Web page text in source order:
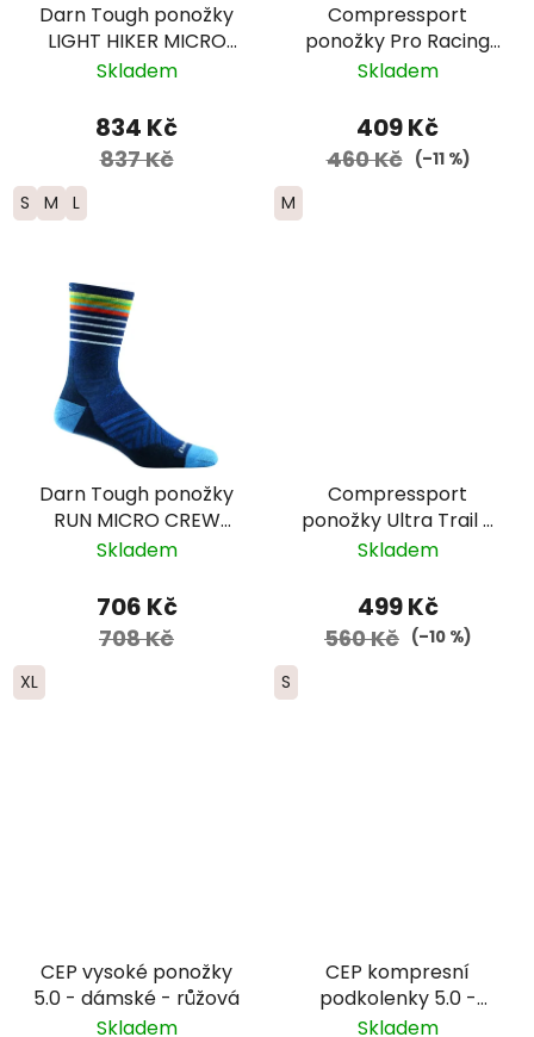
Darn Tough ponožky
LIGHT HIKER MICRO
CREW Lightweight
šedé
Skladem
834 Kč
837 Kč
S M L
Compressport
ponožky Pro Racing
Run nízké -
Skladem
409 Kč
460 Kč (–11 %)
M
Darn Tough ponožky
RUN MICRO CREW
ULTRA Lightweight
modré
Skladem
706 Kč
708 Kč
XL
Compressport
ponožky Ultra Trail -
černá
Skladem
499 Kč
560 Kč (–10 %)
S
CEP vysoké ponožky
5.0 - dámské - růžová
Skladem
CEP kompresní
podkolenky 5.0 -
dámské -
Skladem